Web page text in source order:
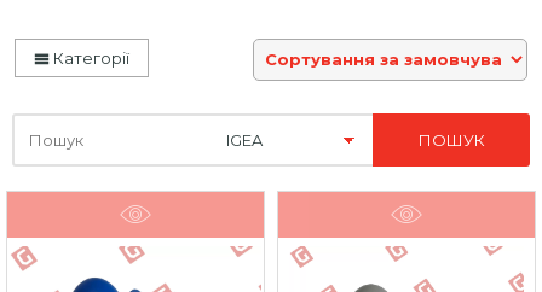
Категорії
Шукайте
тут